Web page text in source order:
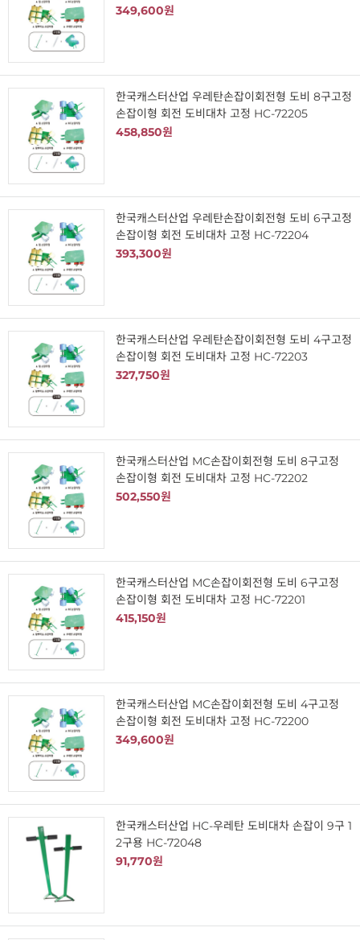
349,600원
한국캐스터산업 우레탄손잡이회전형 도비 8구고정
손잡이형 회전 도비대차 고정 HC-72205
458,850원
한국캐스터산업 우레탄손잡이회전형 도비 6구고정
손잡이형 회전 도비대차 고정 HC-72204
393,300원
한국캐스터산업 우레탄손잡이회전형 도비 4구고정
손잡이형 회전 도비대차 고정 HC-72203
327,750원
한국캐스터산업 MC손잡이회전형 도비 8구고정
손잡이형 회전 도비대차 고정 HC-72202
502,550원
한국캐스터산업 MC손잡이회전형 도비 6구고정
손잡이형 회전 도비대차 고정 HC-72201
415,150원
한국캐스터산업 MC손잡이회전형 도비 4구고정
손잡이형 회전 도비대차 고정 HC-72200
349,600원
한국캐스터산업 HC-우레탄 도비대차 손잡이 9구 1
2구용 HC-72048
91,770원